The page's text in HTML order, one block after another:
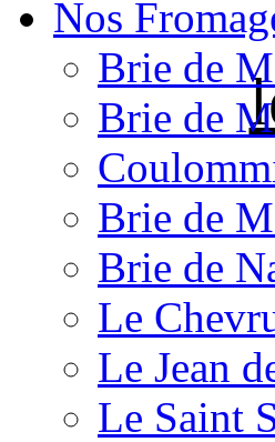
Nos
Brie de
Brie de
Brie de
Brie de
Le
Le Jean
Le Saint